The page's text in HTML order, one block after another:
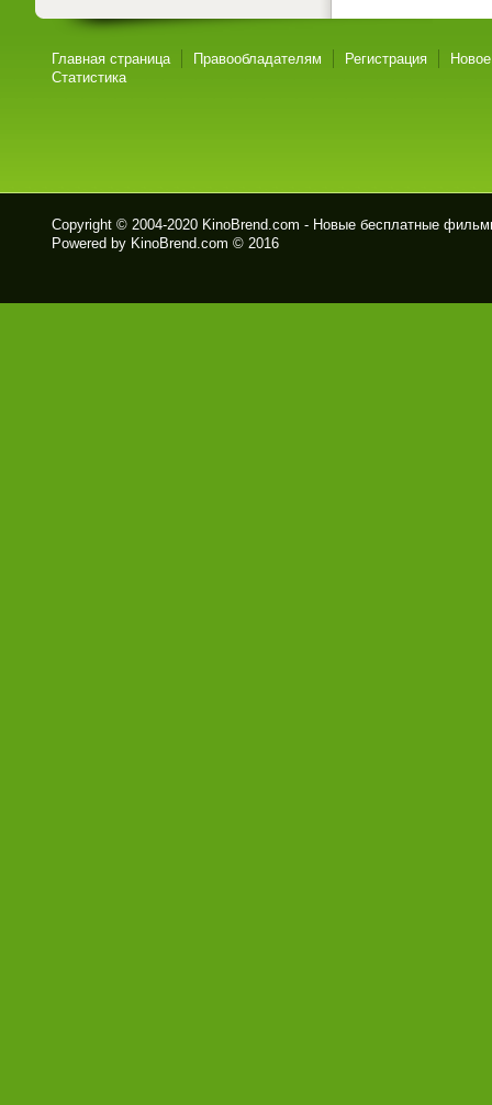
Главная страница Правообладателям Регистрация
Статистика
Copyright © 2004-2020 KinoBrend.com - Новые бесплатные
Powered by KinoBrend.com © 2016